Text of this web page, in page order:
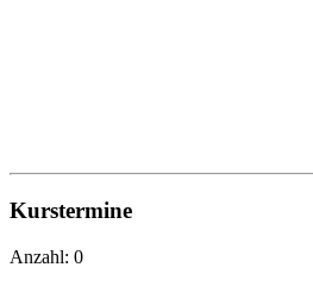
Kurstermine
Anzahl: 0